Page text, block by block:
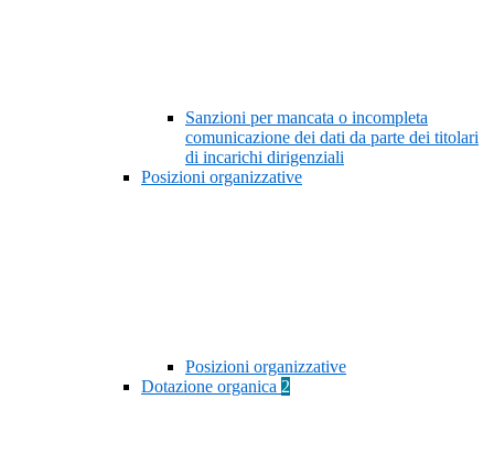
Sanzioni per mancata o incompleta
comunicazione dei dati da parte dei titolari
di incarichi dirigenziali
Posizioni organizzative
Posizioni organizzative
Dotazione organica 2